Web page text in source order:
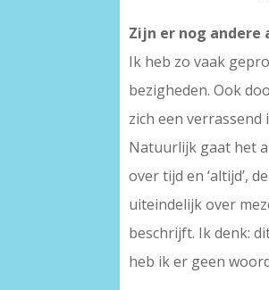
Zijn er nog
Ik heb zo vaak
bezigheden. Ook
zich een
Natuurlijk gaat het
over tijd en ‘altijd’,
uiteindelijk over
beschrijft. Ik denk:
heb ik er geen